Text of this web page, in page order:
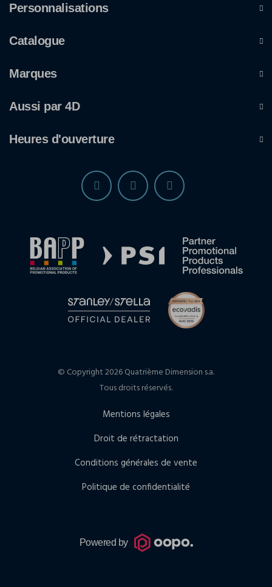
Personnalisations
Catalogue
Marques
Aussi par 4D
Heures d'ouverture
© Copyright 2026 Quatrième Dimension s.a.
Tous droits réservés.
Mentions légales
Droit de rétractation
Conditions générales de vente
Politique de confidentialité
Powered by